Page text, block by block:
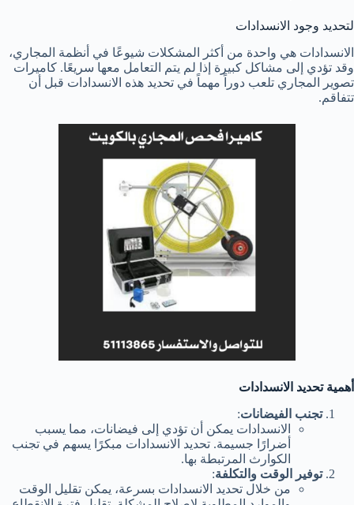
لتحديد وجود الانسدادات
الانسدادات هي واحدة من أكثر المشكلات شيوعًا في أنظمة المجاري،
وقد تؤدي إلى مشاكل كبيرة إذا لم يتم التعامل معها سريعًا. كاميرات
تصوير المجاري تلعب دوراً مهماً في تحديد هذه الانسدادات قبل أن
تتفاقم.
أهمية تحديد الانسدادات
تجنب الفيضانات:
الانسدادات يمكن أن تؤدي إلى فيضانات، مما يسبب
أضرارًا جسيمة. تحديد الانسدادات مبكرًا يسهم في تجنب
الكوارث المرتبطة بها.
توفير الوقت والتكلفة:
من خلال تحديد الانسدادات بسرعة، يمكن تقليل الوقت